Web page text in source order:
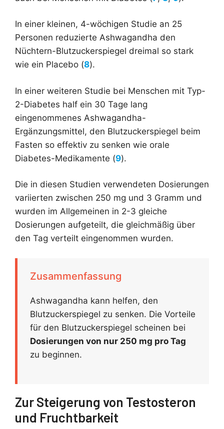
In einer kleinen, 4-wöchigen Studie an 25
Personen reduzierte Ashwagandha den
Nüchtern-Blutzuckerspiegel dreimal so stark
wie ein Placebo (8).
In einer weiteren Studie bei Menschen mit Typ-
2-Diabetes half ein 30 Tage lang
eingenommenes Ashwagandha-
Ergänzungsmittel, den Blutzuckerspiegel beim
Fasten so effektiv zu senken wie orale
Diabetes-Medikamente (9).
Die in diesen Studien verwendeten Dosierungen
variierten zwischen 250 mg und 3 Gramm und
wurden im Allgemeinen in 2-3 gleiche
Dosierungen aufgeteilt, die gleichmäßig über
den Tag verteilt eingenommen wurden.
Zusammenfassung
Ashwagandha kann helfen, den
Blutzuckerspiegel zu senken. Die Vorteile
für den Blutzuckerspiegel scheinen bei
Dosierungen von nur 250 mg pro Tag
zu beginnen.
Zur Steigerung von Testosteron
und Fruchtbarkeit